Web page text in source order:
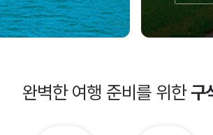
완벽한 여행 준비를 위한구